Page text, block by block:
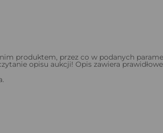
produktem, przez co w podanych
opisu aukcji! Opis zawiera